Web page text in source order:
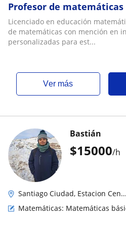
Profesor de matemáticas
Licenciado en educación
de matemáticas con mención en
personalizadas para est...
ver más
$15000/h
Bastián
Santiago Ciudad, Estacion Cen...
Matemáticas: Matemáticas